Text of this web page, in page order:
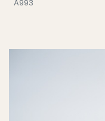
A993